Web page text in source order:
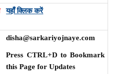
यहाँ क्लिक करें
disha@sarkariyojnaye.com
Press CTRL+D to Bookmark
this Page for Updates